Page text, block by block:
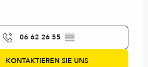
06 62 26 55 ▒▒
KONTAKTIEREN SIE UNS